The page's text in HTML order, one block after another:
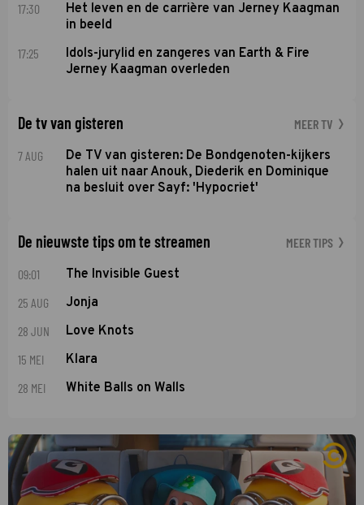
17:30
Het leven en de carrière van Jerney Kaagman
in beeld
17:25
Idols-jurylid en zangeres van Earth & Fire
Jerney Kaagman overleden
De tv van gisteren MEER TV
7 AUG
De TV van gisteren: De Bondgenoten-kijkers
halen uit naar Anouk, Diederik en Dominique
na besluit over Sayf: 'Hypocriet'
De nieuwste tips om te streamen MEER TIPS
09:01 The Invisible Guest
25 AUG Jonja
28 JUN Love Knots
15 MEI Klara
28 MEI White Balls on Walls